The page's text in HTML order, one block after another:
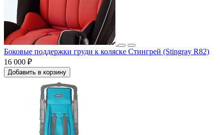
Боковые поддержки груди к коляске Стингрей (Stingray R82)
16 000 ₽
Добавить в корзину